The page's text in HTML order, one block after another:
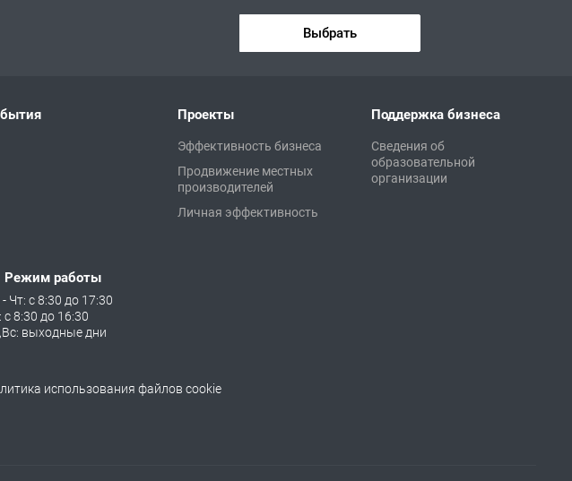
Выбрать
Проекты
Эффективность бизнеса
Продвижение местных
производителей
Личная эффективность
Поддержка бизнеса
Сведения об
образовательной
организации
Режим работы
Чт: с 8:30 до 17:30
с 8:30 до 16:30
выходные дни
использования файлов cookie